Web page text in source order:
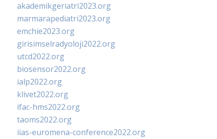
akademikgeriatri2023.org
marmarapediatri2023.org
emchie2023.org
girisimselradyoloji2022.org
utcd2022.org
biosensor2022.org
ialp2022.org
klivet2022.org
ifac-hms2022.org
taoms2022.org
iias-euromena-conference2022.org